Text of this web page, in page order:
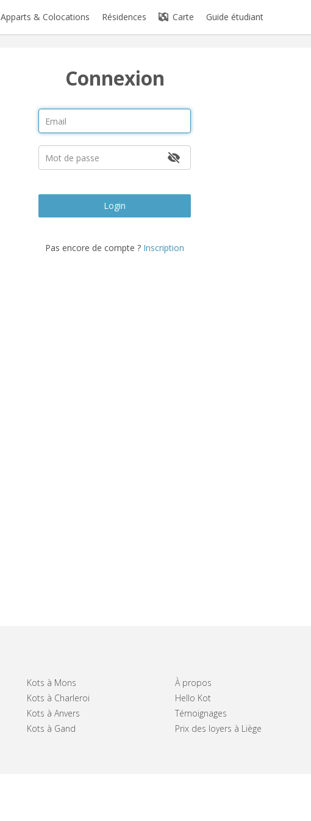
Apparts & Colocations Résidences Carte Guide étudiant
Connexion
Login
Pas encore de compte ? Inscription
Kots à Mons
Kots à Charleroi
Kots à Anvers
Kots à Gand
À propos
Hello Kot
Témoignages
Prix des loyers à Liège